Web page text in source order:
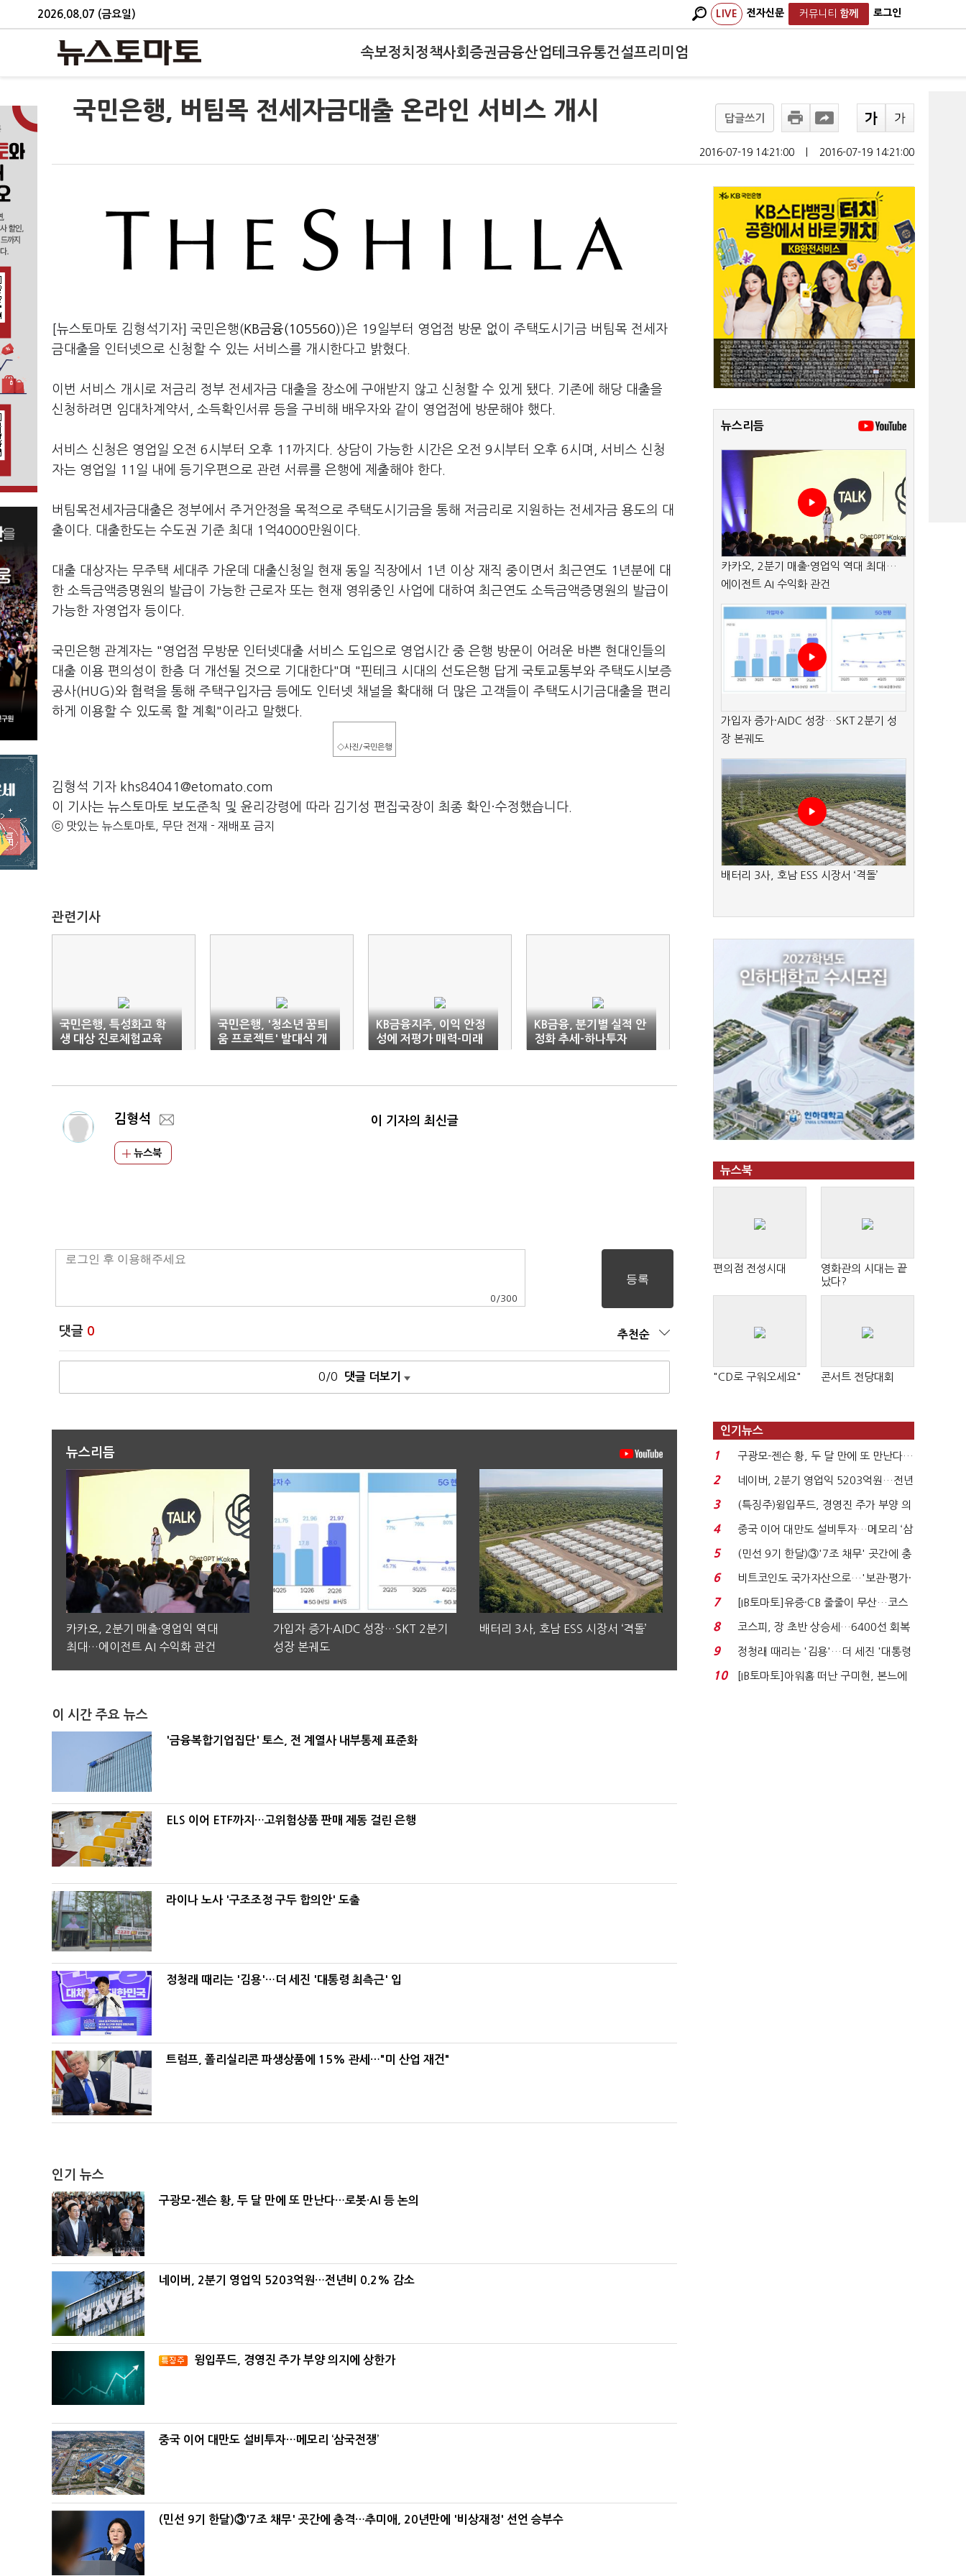
2026.08.07 (금요일) LIVE 전자신문 커뮤니티 함께 로그인
속보정치 정책사회 증권금융산업테크유통건설프리미엄
국민은행, 버팀목 전세자금대출 온라인 서비스 개시 답글쓰기
2016-07-19 14:21:00 2016-07-19 14:21:00
[뉴스토마토 김형석기자] 국민은행( KB금융(105560) )은 19일부터 영업점 방문 없이 주택도시기금 버팀목 전세자
금대출을 인터넷으로 신청할 수 있는 서비스를 개시한다고 밝혔다.
이번 서비스 개시로 저금리 정부 전세자금 대출을 장소에 구애받지 않고 신청할 수 있게 됐다. 기존에 해당 대출을
신청하려면 임대차계약서, 소득확인서류 등을 구비해 배우자와 같이 영업점에 방문해야 했다.
서비스 신청은 영업일 오전 6시부터 오후 11까지다. 상담이 가능한 시간은 오전 9시부터 오후 6시며, 서비스 신청
자는 영업일 11일 내에 등기우편으로 관련 서류를 은행에 제출해야 한다.
버팀목전세자금대출은 정부에서 주거안정을 목적으로 주택도시기금을 통해 저금리로 지원하는 전세자금 용도의 대
출이다. 대출한도는 수도권 기준 최대 1억4000만원이다.
대출 대상자는 무주택 세대주 가운데 대출신청일 현재 동일 직장에서 1년 이상 재직 중이면서 최근연도 1년분에 대
한 소득금액증명원의 발급이 가능한 근로자 또는 현재 영위중인 사업에 대하여 최근연도 소득금액증명원의 발급이
가능한 자영업자 등이다.
국민은행 관계자는 "영업점 무방문 인터넷대출 서비스 도입으로 영업시간 중 은행 방문이 어려운 바쁜 현대인들의
대출 이용 편의성이 한층 더 개선될 것으로 기대한다"며 "핀테크 시대의 선도은행 답게 국토교통부와 주택도시보증
공사(HUG)와 협력을 통해 주택구입자금 등에도 인터넷 채널을 확대해 더 많은 고객들이 주택도시기금대출을 편리
하게 이용할 수 있도록 할 계획"이라고 말했다.
◇사진/국민은행
김형석 기자 khs84041@etomato.com
이 기사는 뉴스토마토 보도준칙 및 윤리강령에 따라 김기성 편집국장이 최종 확인·수정했습니다.
ⓒ 맛있는 뉴스토마토, 무단 전재 - 재배포 금지
관련기사
국민은행, 특성화고 학
생 대상 진로체험교육
실시
국민은행, '청소년 꿈틔
움 프로젝트' 발대식 개
최
KB금융지주, 이익 안정
성에 저평가 매력-미래
에셋
KB금융, 분기별 실적 안
정화 추세-하나투자
김형석
뉴스북
이 기자의 최신글
0 /300
댓글 0 추천순
0/0 댓글 더보기
뉴스리듬
카카오, 2분기 매출·영업익 역대
최대…에이전트 AI 수익화 관건
가입자 증가·AIDC 성장…SKT 2분기
성장 본궤도
배터리 3사, 호남 ESS 시장서 ‘격돌’
이 시간 주요 뉴스
'금융복합기업집단' 토스, 전 계열사 내부통제 표준화
ELS 이어 ETF까지…고위험상품 판매 제동 걸린 은행
라이나 노사 '구조조정 구두 합의안' 도출
정청래 때리는 '김용'…더 세진 '대통령 최측근' 입
트럼프, 폴리실리콘 파생상품에 15% 관세…"미 산업 재건"
인기 뉴스
구광모-젠슨 황, 두 달 만에 또 만난다…로봇·AI 등 논의
네이버, 2분기 영업익 5203억원…전년비 0.2% 감소
윙입푸드, 경영진 주가 부양 의지에 상한가
중국 이어 대만도 설비투자…메모리 ‘삼국전쟁’
(민선 9기 한달)③'7조 채무' 곳간에 충격…추미애, 20년만에 '비상재정' 선언 승부수
뉴스리듬
카카오, 2분기 매출·영업익 역대 최대…
에이전트 AI 수익화 관건
가입자 증가·AIDC 성장…SKT 2분기 성
장 본궤도
배터리 3사, 호남 ESS 시장서 ‘격돌’
뉴스북
편의점 전성시대
영화관의 시대는 끝
났다?
"CD로 구워오세요" 콘서트 전당대회
인기뉴스
1
구광모-젠슨 황, 두 달 만에 또 만난다…
로봇·AI 등 논...
2
네이버, 2분기 영업익 5203억원…전년
비 0.2% 감소...
3
(특징주)윙입푸드, 경영진 주가 부양 의
지에 상한가...
4
중국 이어 대만도 설비투자…메모리 ‘삼
국전쟁’
5
(민선 9기 한달)③'7조 채무' 곳간에 충
격…추미애, 20년...
6
비트코인도 국가자산으로…'보관·평가·
처분' 기준은 ...
7
[IB토마토]유증·CB 줄줄이 무산…코스
닥 벌점 급증에 ...
8
코스피, 장 초반 상승세…6400선 회복
시도
9
정청래 때리는 '김용'…더 세진 '대통령
최측근' 입...
10
[IB토마토]아워홈 떠난 구미현, 본느에